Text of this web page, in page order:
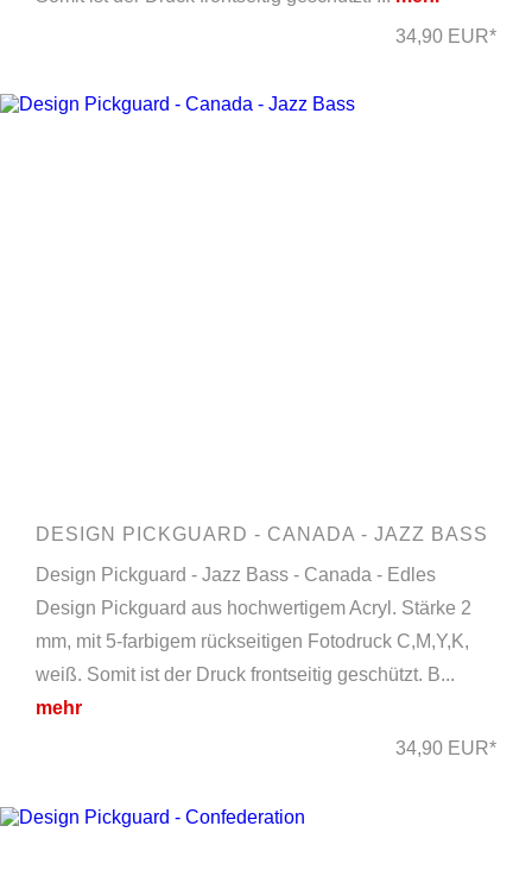
34,90 EUR*
DESIGN PICKGUARD - CANADA - JAZZ BASS
Design Pickguard - Jazz Bass - Canada - Edles
Design Pickguard aus hochwertigem Acryl. Stärke 2
mm, mit 5-farbigem rückseitigen Fotodruck C,M,Y,K,
weiß. Somit ist der Druck frontseitig geschützt. B...
mehr
34,90 EUR*